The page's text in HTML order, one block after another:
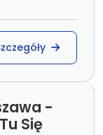
-
Się